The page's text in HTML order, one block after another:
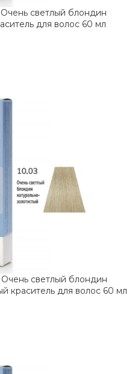
светлый блондин
для волос 60 мл
светлый блондин
краситель для волос 60 мл